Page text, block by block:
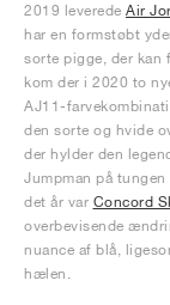
2019 leverede Air
har en formstøbt
sorte pigge, der kan
kom der i 2020 to
AJ11-
den sorte og hvide
der hylder den
Jumpman på
det år var Concord
overbevisende
nuance af blå,
hælen.